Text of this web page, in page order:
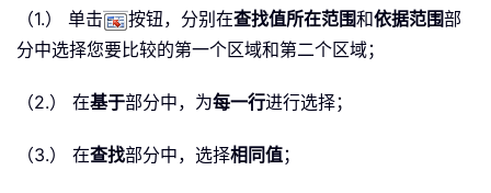
（1.） 单击 按钮，分别在查找值所在范围和依据范围部
分中选择您要比较的第一个区域和第二个区域；
（2.） 在基于部分中，为每一行进行选择；
（3.） 在查找部分中，选择相同值；